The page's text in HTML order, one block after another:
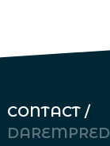
CONTACT /
DAREMPRED